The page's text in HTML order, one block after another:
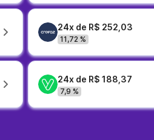
24x de R$ 252,03
11,72 %
24x de R$ 188,37
7,9 %